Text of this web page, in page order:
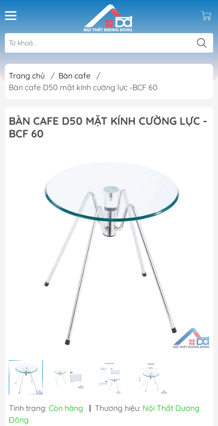
Trang chủ / Bàn cafe
/
Bàn cafe D50 mặt kính cường lực -BCF 60
BÀN CAFE D50 MẶT KÍNH CƯỜNG LỰC -
BCF 60
Tình trạng: Còn hàng | Thương hiệu: Nội Thất Dương
Đông